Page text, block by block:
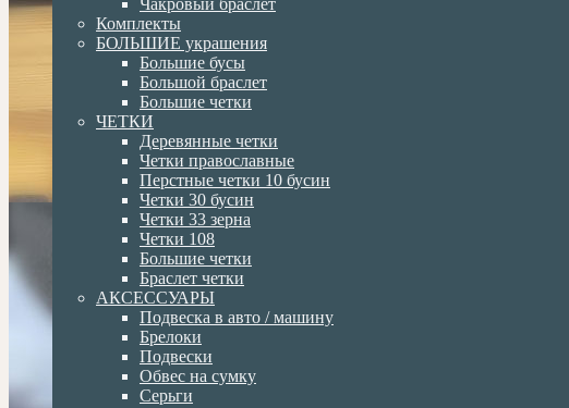
Чакровый браслет
Комплекты
БОЛЬШИЕ украшения
Большие бусы
Большой браслет
Большие четки
ЧЕТКИ
Деревянные четки
Четки православные
Перстные четки 10 бусин
Четки 30 бусин
Четки 33 зерна
Четки 108
Большие четки
Браслет четки
АКСЕССУАРЫ
Подвеска в авто / машину
Брелоки
Подвески
Обвес на сумку
Серьги